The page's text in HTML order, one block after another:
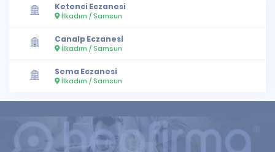
Ketenci Eczanesi
İlkadım / Samsun
Canalp Eczanesi
İlkadım / Samsun
Sema Eczanesi
İlkadım / Samsun